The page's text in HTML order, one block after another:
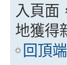
入頁面
地獲得
回頂端